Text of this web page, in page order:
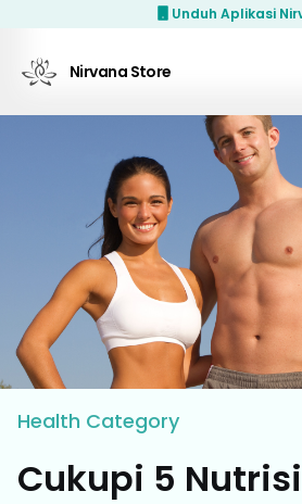
Unduh Aplikasi
Nirvana Store
Health Category
Cukupi 5